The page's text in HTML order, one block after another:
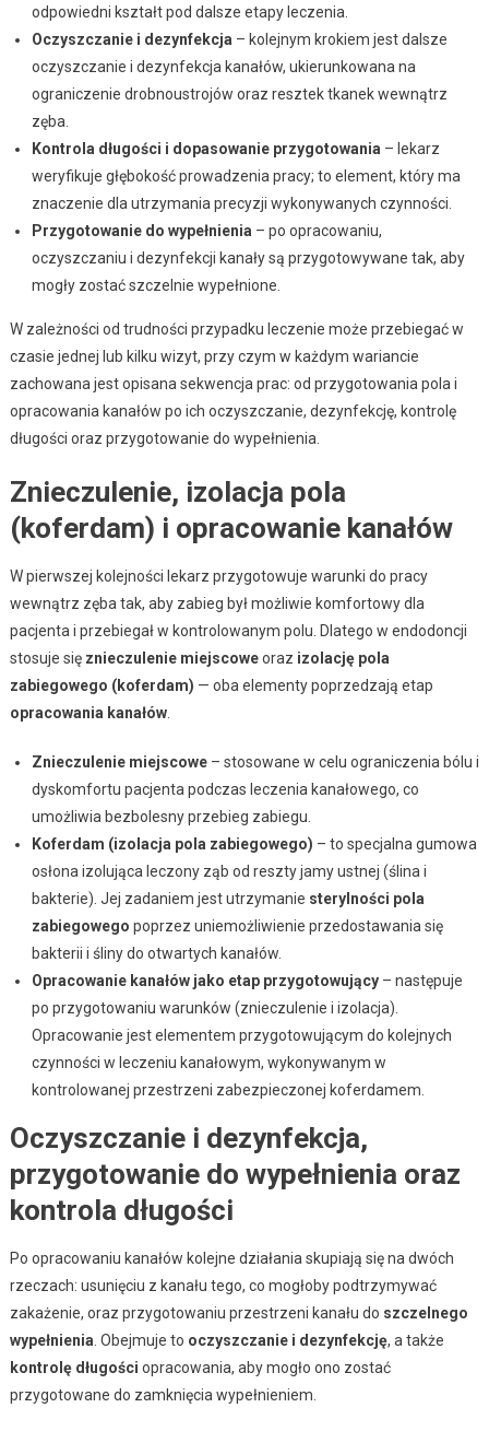
odpowiedni kształt pod dalsze etapy leczenia.
Oczyszczanie i dezynfekcja – kolejnym krokiem jest dalsze
oczyszczanie i dezynfekcja kanałów, ukierunkowana na
ograniczenie drobnoustrojów oraz resztek tkanek wewnątrz
zęba.
Kontrola długości i dopasowanie przygotowania – lekarz
weryfikuje głębokość prowadzenia pracy; to element, który ma
znaczenie dla utrzymania precyzji wykonywanych czynności.
Przygotowanie do wypełnienia – po opracowaniu,
oczyszczaniu i dezynfekcji kanały są przygotowywane tak, aby
mogły zostać szczelnie wypełnione.
W zależności od trudności przypadku leczenie może przebiegać w
czasie jednej lub kilku wizyt, przy czym w każdym wariancie
zachowana jest opisana sekwencja prac: od przygotowania pola i
opracowania kanałów po ich oczyszczanie, dezynfekcję, kontrolę
długości oraz przygotowanie do wypełnienia.
Znieczulenie, izolacja pola
(koferdam) i opracowanie kanałów
W pierwszej kolejności lekarz przygotowuje warunki do pracy
wewnątrz zęba tak, aby zabieg był możliwie komfortowy dla
pacjenta i przebiegał w kontrolowanym polu. Dlatego w endodoncji
stosuje się znieczulenie miejscoweoraz izolację pola
zabiegowego (koferdam) — oba elementy poprzedzają etap
opracowania kanałów.
Znieczulenie miejscowe– stosowane w celu ograniczenia bólu i
dyskomfortu pacjenta podczas leczenia kanałowego, co
umożliwia bezbolesny przebieg zabiegu.
Koferdam (izolacja pola zabiegowego) – to specjalna gumowa
osłona izolująca leczony ząb od reszty jamy ustnej (ślina i
bakterie). Jej zadaniem jest utrzymanie sterylności pola
zabiegowego poprzez uniemożliwienie przedostawania się
bakterii i śliny do otwartych kanałów.
Opracowanie kanałów jako etap przygotowujący– następuje
po przygotowaniu warunków (znieczulenie i izolacja).
Opracowanie jest elementem przygotowującym do kolejnych
czynności w leczeniu kanałowym, wykonywanym w
kontrolowanej przestrzeni zabezpieczonej koferdamem.
Oczyszczanie i dezynfekcja,
przygotowanie do wypełnienia oraz
kontrola długości
Po opracowaniu kanałów kolejne działania skupiają się na dwóch
rzeczach: usunięciu z kanału tego, co mogłoby podtrzymywać
zakażenie, oraz przygotowaniu przestrzeni kanału do szczelnego
wypełnienia . Obejmuje to oczyszczanie i dezynfekcję, a także
kontrolę długości opracowania, aby mogło ono zostać
przygotowane do zamknięcia wypełnieniem.